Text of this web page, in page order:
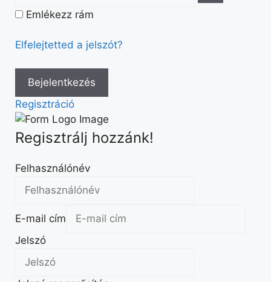
Emlékezz rám
Elfelejtetted a jelszót?
Regisztráció
Regisztrálj hozzánk!
Felhasználónév
E-mail cím
Jelszó